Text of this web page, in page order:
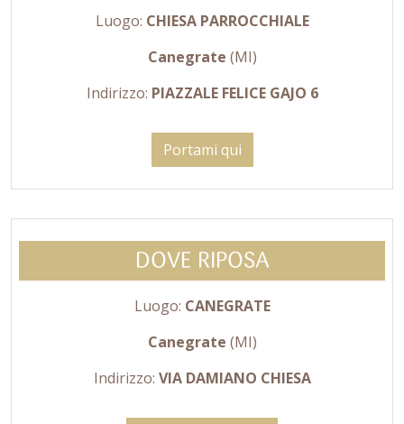
Luogo: CHIESA PARROCCHIALE
Canegrate (MI)
Indirizzo: PIAZZALE FELICE GAJO 6
Portami qui
DOVE RIPOSA
Luogo: CANEGRATE
Canegrate (MI)
Indirizzo: VIA DAMIANO CHIESA